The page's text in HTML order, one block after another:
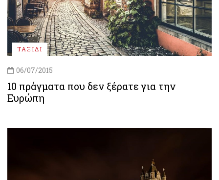
ΤΑΞΙΔΙ
06/07/2015
10 πράγματα που δεν ξέρατε για την
Ευρώπη